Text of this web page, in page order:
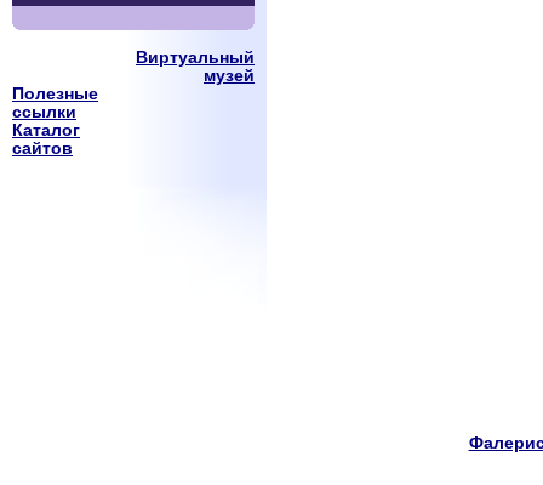
Виртуальный
музей
Полезные
ссылки
Каталог
сайтов